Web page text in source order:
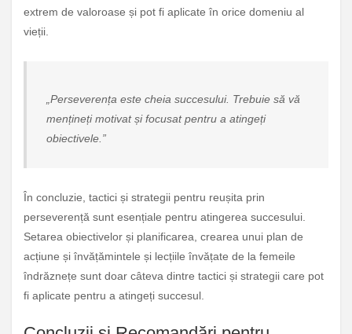
extrem de valoroase și pot fi aplicate în orice domeniu al
vieții.
„Perseverența este cheia succesului. Trebuie să vă
mențineți motivat și focusat pentru a atingeți
obiectivele.”
În concluzie, tactici și strategii pentru reușita prin
perseverență sunt esențiale pentru atingerea succesului.
Setarea obiectivelor și planificarea, crearea unui plan de
acțiune și învățămintele și lecțiile învățate de la femeile
îndrăznețe sunt doar câteva dintre tactici și strategii care pot
fi aplicate pentru a atingeți succesul.